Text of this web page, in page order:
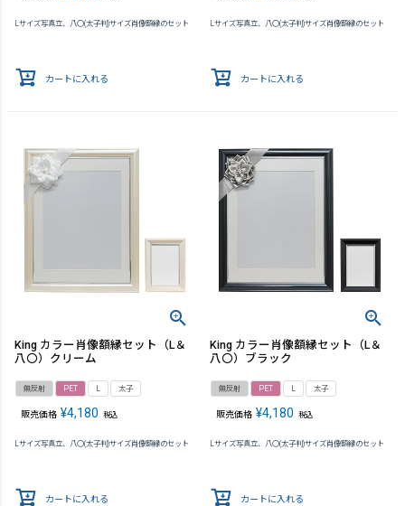
Lサイズ写真立、八〇(太子判)サイズ肖像額縁のセット
カートに入れる
Lサイズ写真立、八〇(太子判)サイズ肖像額縁のセット
カートに入れる
King カラー肖像額縁セット（L＆
八〇）クリーム
無反射 PET L 太子
販売価格 ¥4,180 税込
Lサイズ写真立、八〇(太子判)サイズ肖像額縁のセット
カートに入れる
King カラー肖像額縁セット（L＆
八〇）ブラック
無反射 PET L 太子
販売価格 ¥4,180 税込
Lサイズ写真立、八〇(太子判)サイズ肖像額縁のセット
カートに入れる